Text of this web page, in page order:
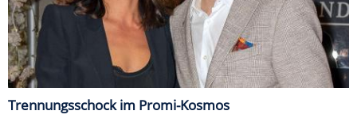
Trennungsschock im Promi-Kosmos